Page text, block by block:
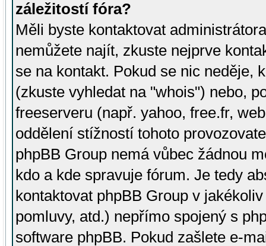
záležitostí fóra?
Měli byste kontaktovat
nemůžete najít, zkuste nejprve
se na kontakt. Pokud se nic neděje,
(zkuste vyhledat na "whois") nebo,
freeserveru (např. yahoo, free.fr,
oddělení stížností tohoto
phpBB Group nemá vůbec žádnou
kdo a kde spravuje fórum. Je tedy
kontaktovat phpBB Group v
pomluvy, atd.) nepřímo spojený s
software phpBB. Pokud zašlete e-